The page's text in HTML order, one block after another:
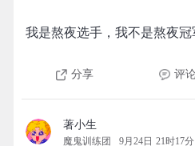
我是熬夜选手，我不是熬夜冠
分享 评
著小生
魔鬼训练团 9月24日 21时17分